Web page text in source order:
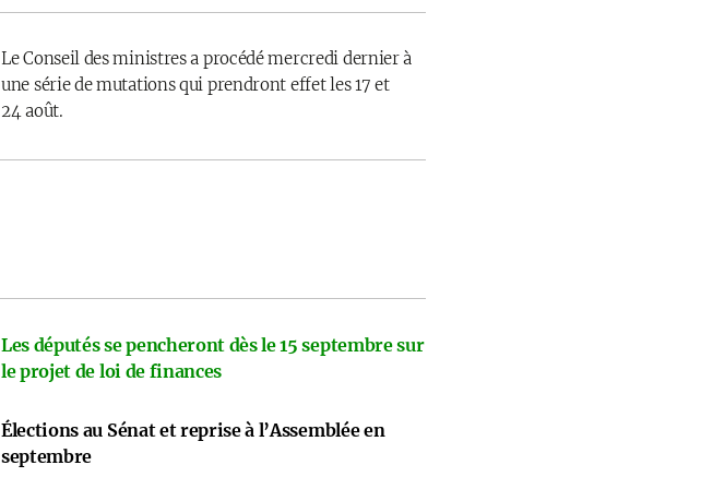
Le Conseil des ministres a procédé mercredi dernier à
une série de mutations qui prendront effet les 17 et
24 août.
Les députés se pencheront dès le 15 septembre sur
le projet de loi de finances
Élections au Sénat et reprise à l’Assemblée en
septembre